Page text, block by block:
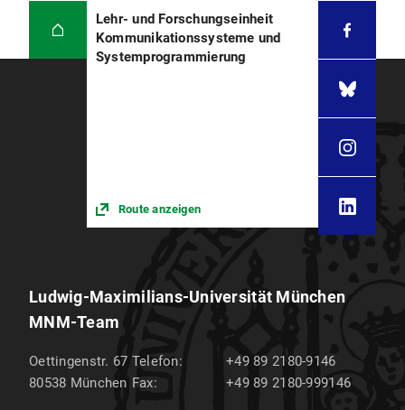
Lehr- und Forschungseinheit
Kommunikationssysteme und
Systemprogrammierung
Route anzeigen
Ludwig-Maximilians-Universität München
MNM-Team
Oettingenstr. 67
80538 München
Telefon:
+49 89 2180-9146
Fax:
+49 89 2180-999146